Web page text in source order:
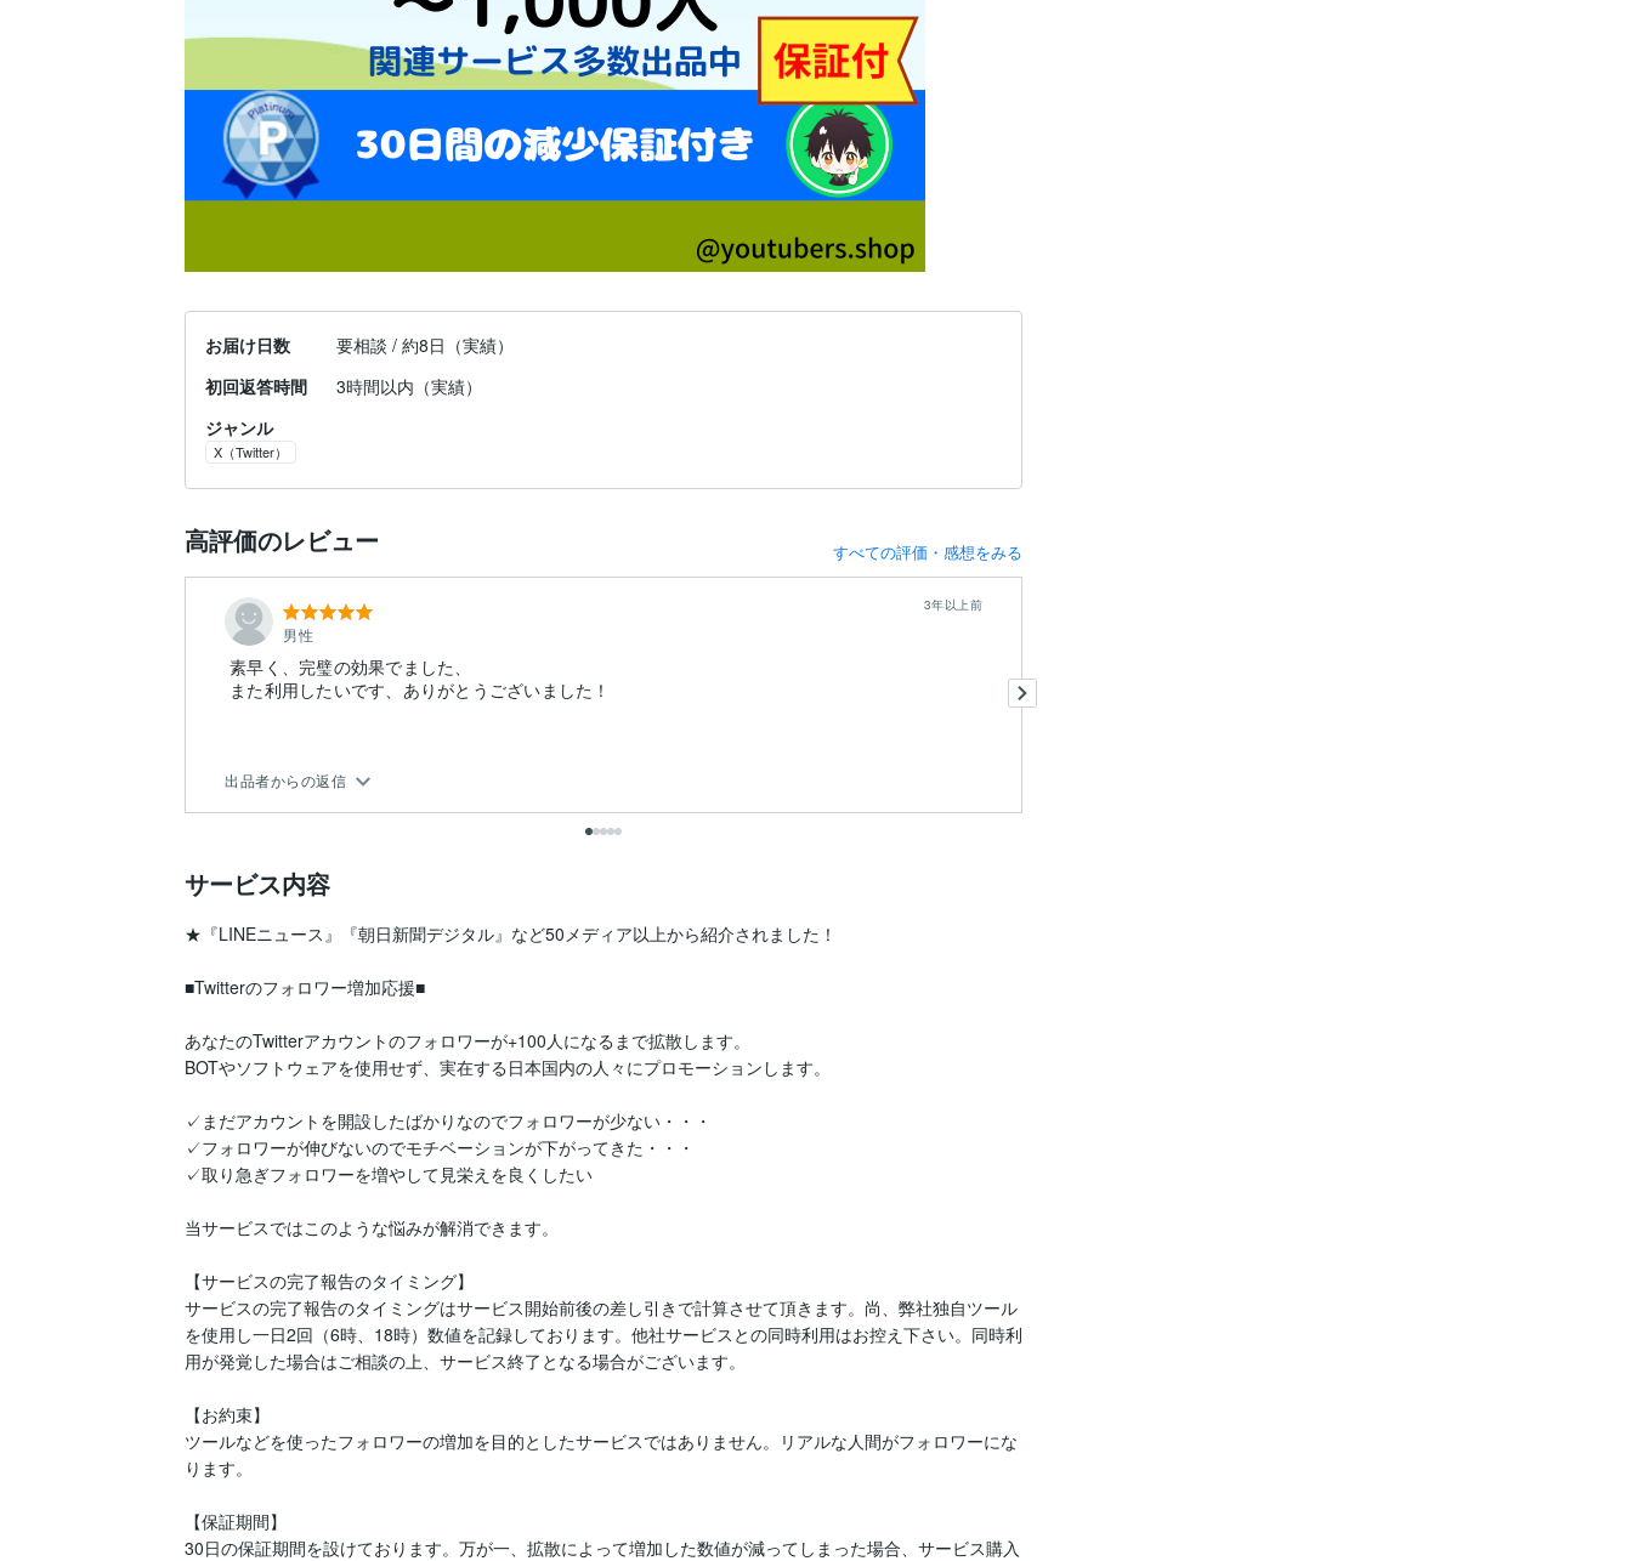
お届け日数
要相談 / 約8日（実績）
初回返答時間
3時間以内（実績）
ジャンル
X（Twitter）
高評価のレビュー すべての評価・感想をみる
男性
3年以上前
素早く、完璧の効果でました、
また利用したいです、ありがとうございました！
出品者からの返信
サービス内容
★『LINEニュース』『朝日新聞デジタル』など50メディア以上から紹介されました！
■Twitterのフォロワー増加応援■
あなたのTwitterアカウントのフォロワーが+100人になるまで拡散します。
BOTやソフトウェアを使用せず、実在する日本国内の人々にプロモーションします。
✓まだアカウントを開設したばかりなのでフォロワーが少ない・・・
✓フォロワーが伸びないのでモチベーションが下がってきた・・・
✓取り急ぎフォロワーを増やして見栄えを良くしたい
当サービスではこのような悩みが解消できます。
【サービスの完了報告のタイミング】
サービスの完了報告のタイミングはサービス開始前後の差し引きで計算させて頂きます。尚、弊社独自ツール
を使用し一日2回（6時、18時）数値を記録しております。他社サービスとの同時利用はお控え下さい。同時利
用が発覚した場合はご相談の上、サービス終了となる場合がございます。
【お約束】
ツールなどを使ったフォロワーの増加を目的としたサービスではありません。リアルな人間がフォロワーにな
ります。
【保証期間】
30日の保証期間を設けております。万が一、拡散によって増加した数値が減ってしまった場合、サービス購入